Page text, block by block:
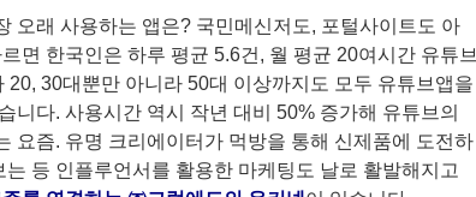
오래 사용하는 앱은? 국민메신저도, 포털사이트도 아
면 한국인은 하루 평균 5.6건, 월 평균 20여시간 유튜브
20, 30대뿐만 아니라 50대 이상까지도 모두 유튜브앱을
니다. 사용시간 역시 작년 대비 50% 증가해 유튜브의
요즘. 유명 크리에이터가 먹방을 통해 신제품에 도전하
등 인플루언서를 활용한 마케팅도 날로 활발해지고